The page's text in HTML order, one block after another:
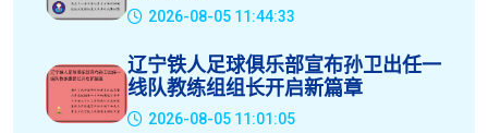
2026-08-05 11:44:33
辽宁铁人足球俱乐部宣布孙卫出任一
线队教练组组长开启新篇章
2026-08-05 11:01:05